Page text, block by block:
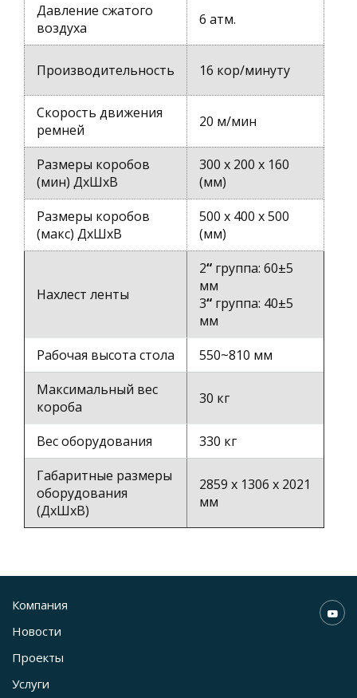
Давление сжатого
воздуха
6 атм.
Производительность 16 кор/минуту
Скорость движения
ремней
20 м/мин
Размеры коробов
(мин) ДхШхВ
300 х 200 х 160
(мм)
Размеры коробов
(макс) ДхШхВ
500 х 400 х 500
(мм)
Нахлест ленты
2“ группа: 60±5
мм
3“ группа: 40±5
мм
Рабочая высота стола
550~810 мм
Максимальный вес
короба
30 кг
Вес оборудования
330 кг
Габаритные размеры
оборудования
(ДхШхВ)
2859 x 1306 x 2021
мм
Компания
Новости
Проекты
Услуги